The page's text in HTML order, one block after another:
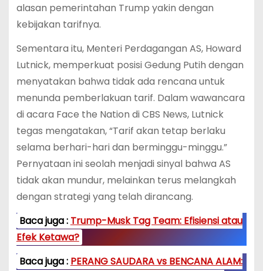
alasan pemerintahan Trump yakin dengan
kebijakan tarifnya.
Sementara itu, Menteri Perdagangan AS, Howard
Lutnick, memperkuat posisi Gedung Putih dengan
menyatakan bahwa tidak ada rencana untuk
menunda pemberlakuan tarif. Dalam wawancara
di acara Face the Nation di CBS News, Lutnick
tegas mengatakan, “Tarif akan tetap berlaku
selama berhari-hari dan berminggu-minggu.”
Pernyataan ini seolah menjadi sinyal bahwa AS
tidak akan mundur, melainkan terus melangkah
dengan strategi yang telah dirancang.
Baca juga : Trump-Musk Tag Team: Efisiensi atau
Efek Ketawa?
Baca juga : PERANG SAUDARA vs BENCANA ALAM: